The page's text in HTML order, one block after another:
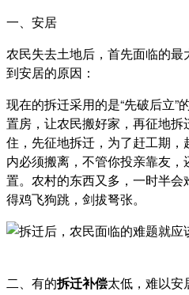
一、安居
农民失去土地后，首先面临的
到安居的原因：
现在的拆迁采用的是“先破后立”
置房，让农民搬好家，再征地
住，先征地拆迁，为了赶工期
内必须搬离，不管你投亲靠友
置。农村的东西又多，一时半
得鸡飞狗跳，剑拔弩张。
二、有的拆迁补偿太低，难以安